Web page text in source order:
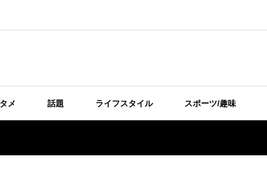
メ 話題 ライフスタイル スポーツ/趣味